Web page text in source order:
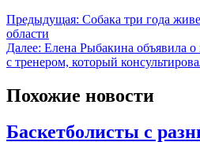
Предыдущая: Собака три года
области
Далее: Елена Рыбакина объявила о
с тренером, который
Похожие новости
Баскетболисты с